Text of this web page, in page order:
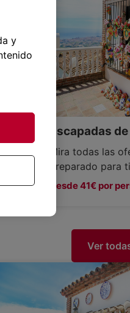
Escapadas
Mira todas las
preparado para
Desde 41€ por
Ver
y